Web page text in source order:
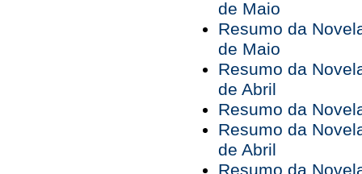
de Maio
Resumo da
de Maio
Resumo da
de Abril
Resumo da
Resumo da
de Abril